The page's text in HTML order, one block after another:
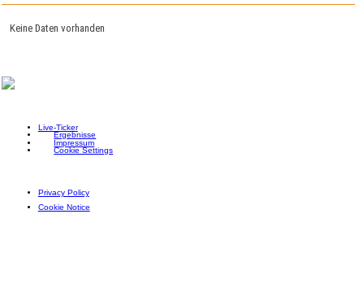
Keine Daten vorhanden
Live-Ticker
Ergebnisse
Impressum
Cookie Settings
Privacy Policy
Cookie Notice